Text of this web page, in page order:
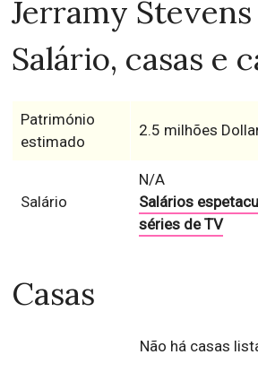
Jerramy
Salário, casas e
Património
estimado
2.5 milhões
Salário
N/A
Salários
séries de TV
Casas
Não há casas